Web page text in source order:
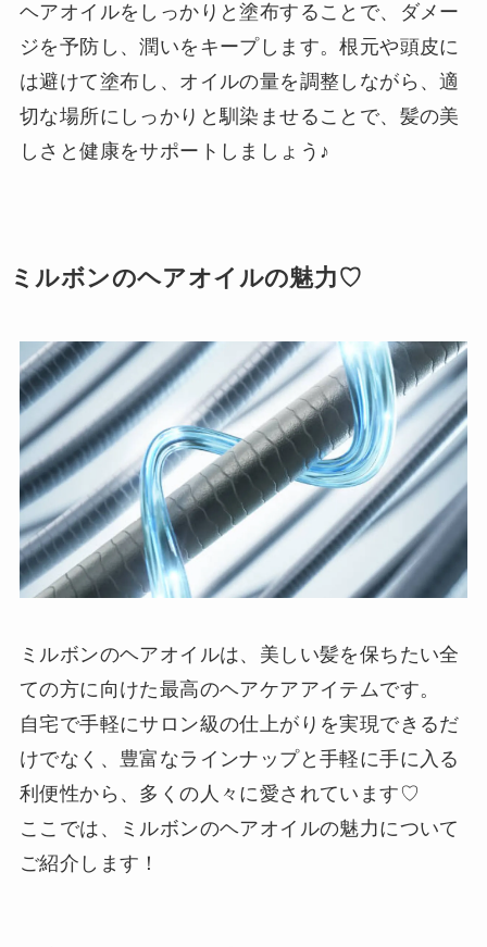
ヘアオイルをしっかりと塗布することで、ダメー
ジを予防し、潤いをキープします。根元や頭皮に
は避けて塗布し、オイルの量を調整しながら、適
切な場所にしっかりと馴染ませることで、髪の美
しさと健康をサポートしましょう♪
ミルボンのヘアオイルの魅力♡
ミルボンのヘアオイルは、美しい髪を保ちたい全
ての方に向けた最高のヘアケアアイテムです。
自宅で手軽にサロン級の仕上がりを実現できるだ
けでなく、豊富なラインナップと手軽に手に入る
利便性から、多くの人々に愛されています♡
ここでは、ミルボンのヘアオイルの魅力について
ご紹介します！